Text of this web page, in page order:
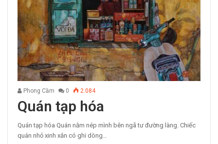
Phong Cầm 0 2.084
Quán tạp hóa
Quán tạp hóa Quán nằm nép mình bên ngã tư đường làng. Chiếc
quán nhỏ xinh xắn có ghi dòng…